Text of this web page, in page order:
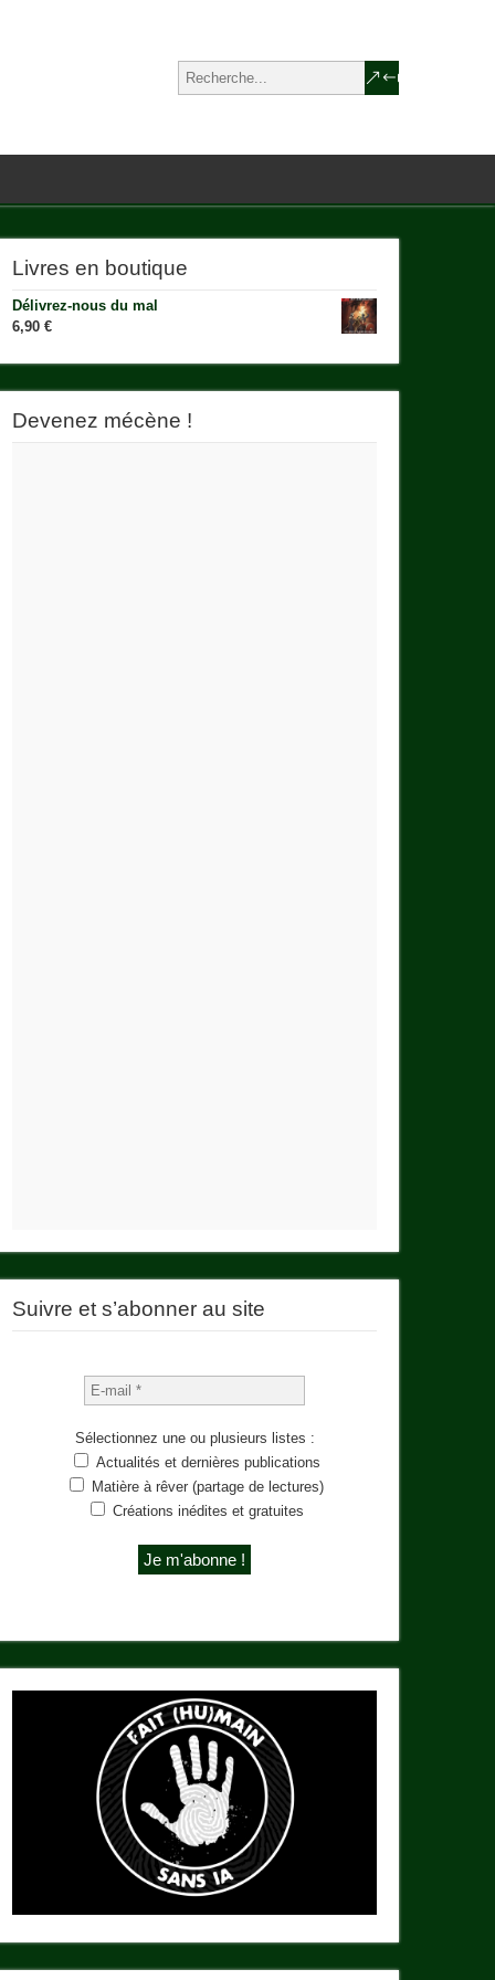
Livres en boutique
Délivrez-nous du mal
6,90 €
Devenez mécène !
Suivre et s’abonner au site
Sélectionnez une ou plusieurs listes :
Actualités et dernières publications
Matière à rêver (partage de lectures)
Créations inédites et gratuites